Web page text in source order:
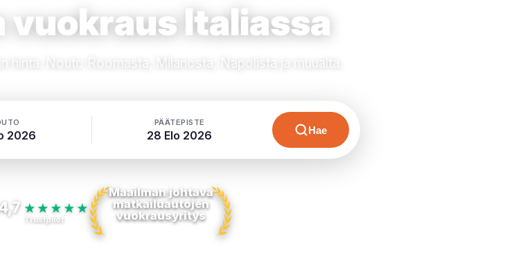
vuokraus Italiassa
hinta. Nouto Roomasta, Milanosta, Napolista ja muualta.
2026
PÄÄTEPISTE
28 Elo 2026 Hae
★★★★★
Trustpilot
Maailman johtava
matkailuautojen
vuokrausyritys